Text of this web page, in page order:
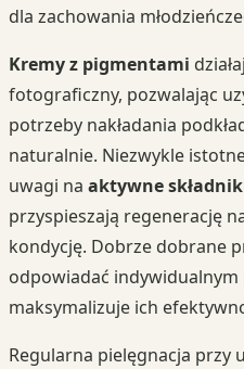
dla zachowania
Kremy z pigmentami
fotograficzny, pozwalając
potrzeby nakładania
naturalnie. Niezwykle
uwagi na aktywne
przyspieszają regenerację
kondycję. Dobrze dobrane
odpowiadać
maksymalizuje ich
Regularna pielęgnacja przy